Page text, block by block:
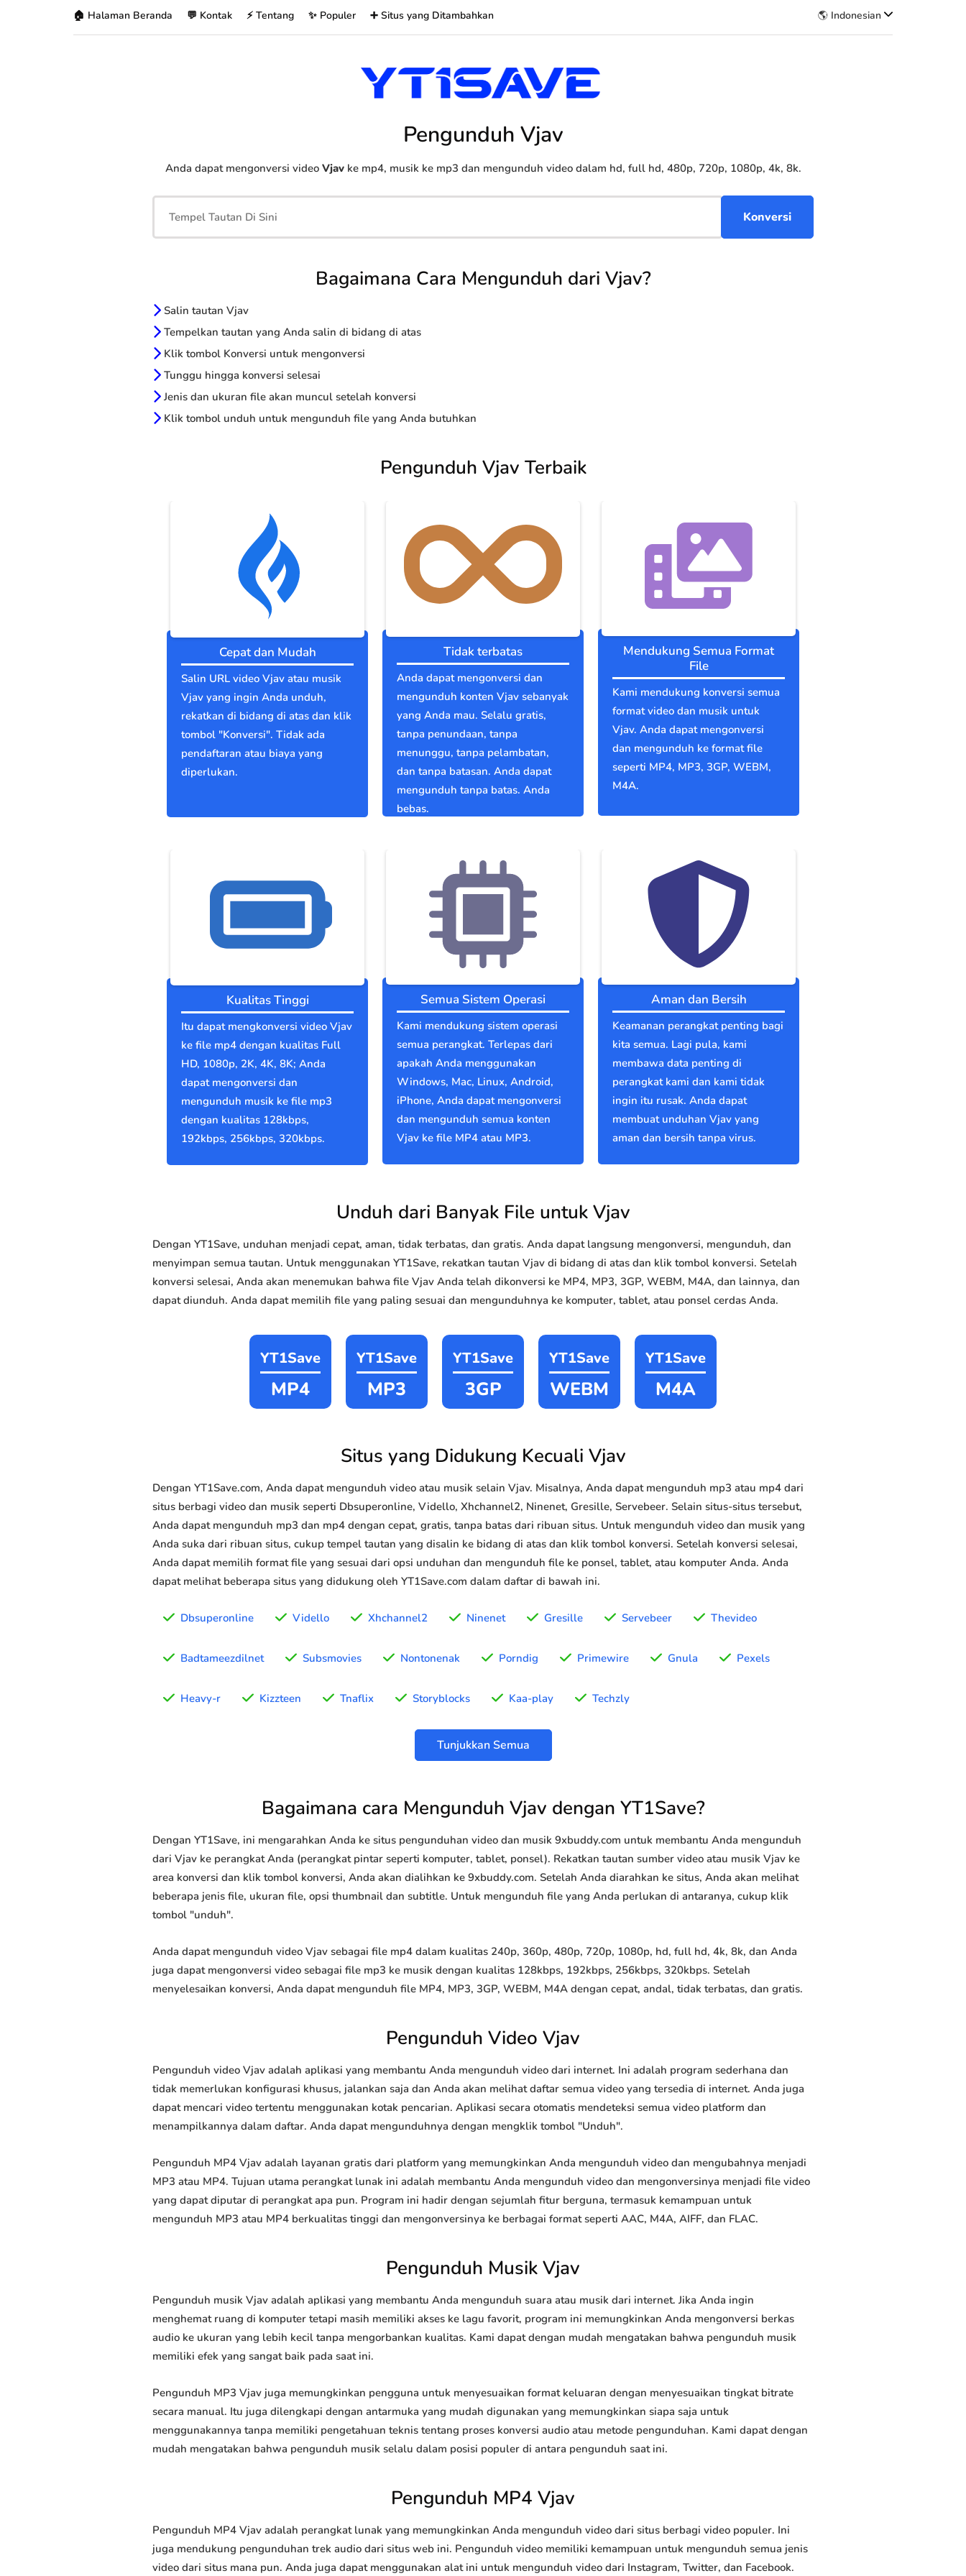
🏠 Halaman Beranda 💬 Kontak ⚡ Tentang ✨ Populer ➕ Situs yang Ditambahkan 🌎 Indonesian
Pengunduh Vjav
Anda dapat mengonversi video Vjavke mp4, musik ke mp3 dan mengunduh video dalam hd, full hd, 480p, 720p, 1080p, 4k, 8k.
Bagaimana Cara Mengunduh dari Vjav?
Salin tautan Vjav
Tempelkan tautan yang Anda salin di bidang di atas
Klik tombol Konversi untuk mengonversi
Tunggu hingga konversi selesai
Jenis dan ukuran file akan muncul setelah konversi
Klik tombol unduh untuk mengunduh file yang Anda butuhkan
Pengunduh Vjav Terbaik
Cepat dan Mudah
Salin URL video Vjav atau musik
Vjav yang ingin Anda unduh,
rekatkan di bidang di atas dan klik
tombol "Konversi". Tidak ada
pendaftaran atau biaya yang
diperlukan.
Tidak terbatas
Anda dapat mengonversi dan
mengunduh konten Vjav sebanyak
yang Anda mau. Selalu gratis,
tanpa penundaan, tanpa
menunggu, tanpa pelambatan,
dan tanpa batasan. Anda dapat
mengunduh tanpa batas. Anda
bebas.
Mendukung Semua Format
File
Kami mendukung konversi semua
format video dan musik untuk
Vjav. Anda dapat mengonversi
dan mengunduh ke format file
seperti MP4, MP3, 3GP, WEBM,
M4A.
Kualitas Tinggi
Itu dapat mengkonversi video Vjav
ke file mp4 dengan kualitas Full
HD, 1080p, 2K, 4K, 8K; Anda
dapat mengonversi dan
mengunduh musik ke file mp3
dengan kualitas 128kbps,
192kbps, 256kbps, 320kbps.
Semua Sistem Operasi
Kami mendukung sistem operasi
semua perangkat. Terlepas dari
apakah Anda menggunakan
Windows, Mac, Linux, Android,
iPhone, Anda dapat mengonversi
dan mengunduh semua konten
Vjav ke file MP4 atau MP3.
Aman dan Bersih
Keamanan perangkat penting bagi
kita semua. Lagi pula, kami
membawa data penting di
perangkat kami dan kami tidak
ingin itu rusak. Anda dapat
membuat unduhan Vjav yang
aman dan bersih tanpa virus.
Unduh dari Banyak File untuk Vjav
Dengan YT1Save, unduhan menjadi cepat, aman, tidak terbatas, dan gratis. Anda dapat langsung mengonversi, mengunduh, dan
menyimpan semua tautan. Untuk menggunakan YT1Save, rekatkan tautan Vjav di bidang di atas dan klik tombol konversi. Setelah
konversi selesai, Anda akan menemukan bahwa file Vjav Anda telah dikonversi ke MP4, MP3, 3GP, WEBM, M4A, dan lainnya, dan
dapat diunduh. Anda dapat memilih file yang paling sesuai dan mengunduhnya ke komputer, tablet, atau ponsel cerdas Anda.
YT1Save
MP4
YT1Save
MP3
YT1Save
3GP
YT1Save
WEBM
YT1Save
M4A
Situs yang Didukung Kecuali Vjav
Dengan YT1Save.com, Anda dapat mengunduh video atau musik selain Vjav. Misalnya, Anda dapat mengunduh mp3 atau mp4 dari
situs berbagi video dan musik seperti Dbsuperonline, Vidello, Xhchannel2, Ninenet, Gresille, Servebeer. Selain situs-situs tersebut,
Anda dapat mengunduh mp3 dan mp4 dengan cepat, gratis, tanpa batas dari ribuan situs. Untuk mengunduh video dan musik yang
Anda suka dari ribuan situs, cukup tempel tautan yang disalin ke bidang di atas dan klik tombol konversi. Setelah konversi selesai,
Anda dapat memilih format file yang sesuai dari opsi unduhan dan mengunduh file ke ponsel, tablet, atau komputer Anda. Anda
dapat melihat beberapa situs yang didukung oleh YT1Save.com dalam daftar di bawah ini.
Dbsuperonline Vidello Xhchannel2 Ninenet Gresille Servebeer Thevideo
Badtameezdilnet Subsmovies Nontonenak Porndig Primewire Gnula Pexels
Heavy-r Kizzteen Tnaflix Storyblocks Kaa-play Techzly
Tunjukkan Semua
Bagaimana cara Mengunduh Vjav dengan YT1Save?
Dengan YT1Save, ini mengarahkan Anda ke situs pengunduhan video dan musik 9xbuddy.com untuk membantu Anda mengunduh
dari Vjav ke perangkat Anda (perangkat pintar seperti komputer, tablet, ponsel). Rekatkan tautan sumber video atau musik Vjav ke
area konversi dan klik tombol konversi, Anda akan dialihkan ke 9xbuddy.com. Setelah Anda diarahkan ke situs, Anda akan melihat
beberapa jenis file, ukuran file, opsi thumbnail dan subtitle. Untuk mengunduh file yang Anda perlukan di antaranya, cukup klik
tombol "unduh".
Anda dapat mengunduh video Vjav sebagai file mp4 dalam kualitas 240p, 360p, 480p, 720p, 1080p, hd, full hd, 4k, 8k, dan Anda
juga dapat mengonversi video sebagai file mp3 ke musik dengan kualitas 128kbps, 192kbps, 256kbps, 320kbps. Setelah
menyelesaikan konversi, Anda dapat mengunduh file MP4, MP3, 3GP, WEBM, M4A dengan cepat, andal, tidak terbatas, dan gratis.
Pengunduh Video Vjav
Pengunduh video Vjav adalah aplikasi yang membantu Anda mengunduh video dari internet. Ini adalah program sederhana dan
tidak memerlukan konfigurasi khusus, jalankan saja dan Anda akan melihat daftar semua video yang tersedia di internet. Anda juga
dapat mencari video tertentu menggunakan kotak pencarian. Aplikasi secara otomatis mendeteksi semua video platform dan
menampilkannya dalam daftar. Anda dapat mengunduhnya dengan mengklik tombol "Unduh".
Pengunduh MP4 Vjav adalah layanan gratis dari platform yang memungkinkan Anda mengunduh video dan mengubahnya menjadi
MP3 atau MP4. Tujuan utama perangkat lunak ini adalah membantu Anda mengunduh video dan mengonversinya menjadi file video
yang dapat diputar di perangkat apa pun. Program ini hadir dengan sejumlah fitur berguna, termasuk kemampuan untuk
mengunduh MP3 atau MP4 berkualitas tinggi dan mengonversinya ke berbagai format seperti AAC, M4A, AIFF, dan FLAC.
Pengunduh Musik Vjav
Pengunduh musik Vjav adalah aplikasi yang membantu Anda mengunduh suara atau musik dari internet. Jika Anda ingin
menghemat ruang di komputer tetapi masih memiliki akses ke lagu favorit, program ini memungkinkan Anda mengonversi berkas
audio ke ukuran yang lebih kecil tanpa mengorbankan kualitas. Kami dapat dengan mudah mengatakan bahwa pengunduh musik
memiliki efek yang sangat baik pada saat ini.
Pengunduh MP3 Vjav juga memungkinkan pengguna untuk menyesuaikan format keluaran dengan menyesuaikan tingkat bitrate
secara manual. Itu juga dilengkapi dengan antarmuka yang mudah digunakan yang memungkinkan siapa saja untuk
menggunakannya tanpa memiliki pengetahuan teknis tentang proses konversi audio atau metode pengunduhan. Kami dapat dengan
mudah mengatakan bahwa pengunduh musik selalu dalam posisi populer di antara pengunduh saat ini.
Pengunduh MP4 Vjav
Pengunduh MP4 Vjav adalah perangkat lunak yang memungkinkan Anda mengunduh video dari situs berbagi video populer. Ini
juga mendukung pengunduhan trek audio dari situs web ini. Pengunduh video memiliki kemampuan untuk mengunduh semua jenis
video dari situs mana pun. Anda juga dapat menggunakan alat ini untuk mengunduh video dari Instagram, Twitter, dan Facebook.